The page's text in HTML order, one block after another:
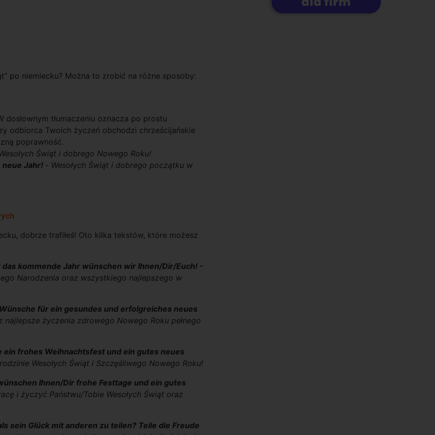
po niemiecku? Można to zrobić na różne sposoby:
tłumaczeniu oznacza po prostu
odbiorca Twoich życzeń obchodzi chrześcijańskie
poprawność.
Świąt i dobrego Nowego Roku!
neue Jahr! - Wesołych Świąt i dobrego początku w
dobrze trafiłeś! Oto kilka tekstów, które możesz
kommende Jahr wünschen wir Ihnen/Dir/Euch! -
Narodzenia oraz wszystkiego najlepszego w
für ein gesundes und erfolgreiches neues
życzenia zdrowego Nowego Roku pełnego
frohes Weihnachtsfest und ein gutes neues
Wesołych Świąt i Szczęśliwego Nowego Roku!
Ihnen/Dir frohe Festtage und ein gutes
i życzyć Państwu/Tobie Wesołych Świąt oraz
sein Glück mit anderen zu teilen? Teile die Freude